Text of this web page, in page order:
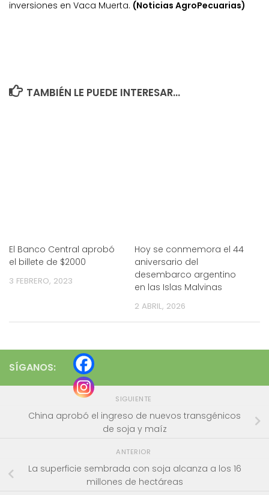
inversiones en Vaca Muerta. (Noticias AgroPecuarias)
TAMBIÉN LE PUEDE INTERESAR...
El Banco Central aprobó
el billete de $2000
3 FEBRERO, 2023
Hoy se conmemora el 44
aniversario del
desembarco argentino
en las Islas Malvinas
2 ABRIL, 2026
SÍGANOS:
SIGUIENTE
China aprobó el ingreso de nuevos transgénicos
de soja y maíz
ANTERIOR
La superficie sembrada con soja alcanza a los 16
millones de hectáreas